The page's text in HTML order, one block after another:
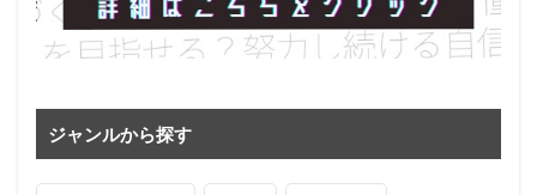
ジャンルから探す